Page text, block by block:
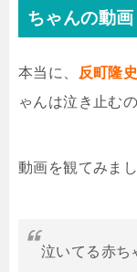
ちゃんの動画
本当に、 反町隆
ゃんは泣き止む
動画を観てみまし
泣いてる赤ち